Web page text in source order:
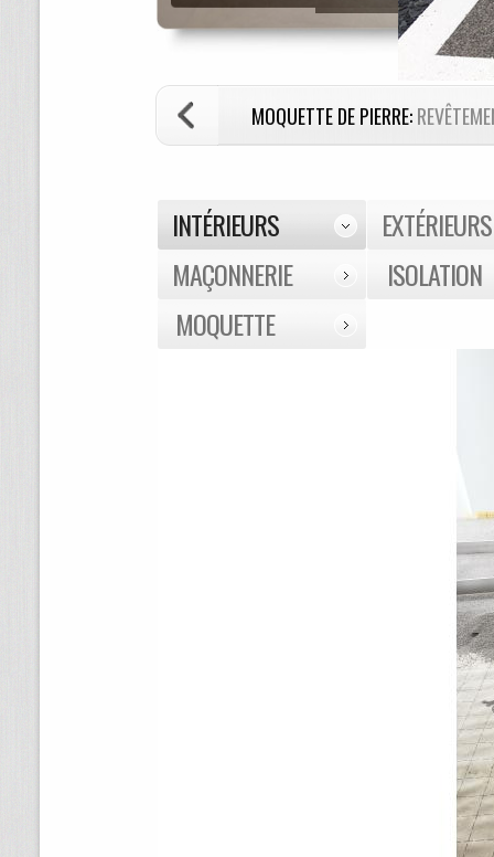
MOQUETTE DE PIERRE:
INTÉRIEURS
EXTÉRIEURS
MAÇONNERIE
ISOLATION
MOQUETTE